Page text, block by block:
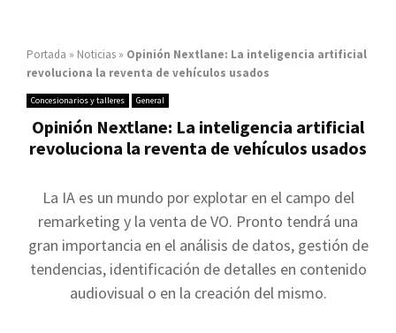
Portada » Noticias » Opinión Nextlane: La inteligencia artificial
revoluciona la reventa de vehículos usados
Concesionarios y talleres General
Opinión Nextlane: La inteligencia artificial
revoluciona la reventa de vehículos usados
La IA es un mundo por explotar en el campo del
remarketing y la venta de VO. Pronto tendrá una
gran importancia en el análisis de datos, gestión de
tendencias, identificación de detalles en contenido
audiovisual o en la creación del mismo.